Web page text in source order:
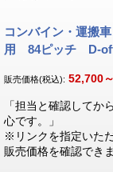
コンバイン・運搬
用 84ピッチ D-
販売価格(税込): 52,700
「担当と確認してか
心です。」
※リンクを指定いた
販売価格を確認できま